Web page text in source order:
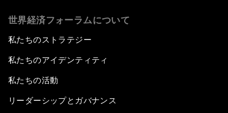
世界経済フォーラムについて
私たちのストラテジー
私たちのアイデンティティ
私たちの活動
リーダーシップとガバナンス